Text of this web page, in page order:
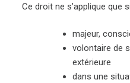
Ce droit ne s’applique que
majeur,
volontaire de
extérieure
dans une